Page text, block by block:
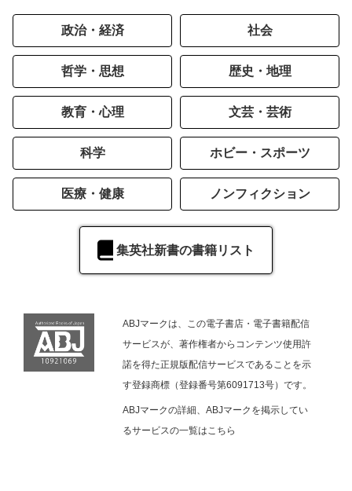
政治・経済 社会
哲学・思想 歴史・地理
教育・心理 文芸・芸術
科学 ホビー・スポーツ
医療・健康 ノンフィクション
集英社新書の書籍リスト
ABJマークは、この電子書店・電子書籍配信
サービスが、著作権者からコンテンツ使用許
諾を得た正規版配信サービスであることを示
す登録商標（登録番号第6091713号）です。
ABJマークの詳細、ABJマークを掲示してい
るサービスの一覧はこちら